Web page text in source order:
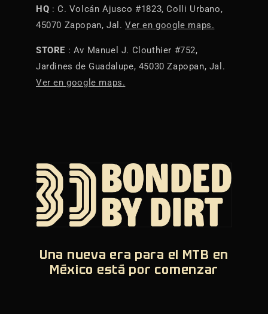
HQ : C. Volcán Ajusco #1823, Colli Urbano,
45070 Zapopan, Jal. Ver en google maps.
STORE : Av Manuel J. Clouthier #752,
Jardines de Guadalupe, 45030 Zapopan, Jal.
Ver en google maps.
Una nueva era para el MTB en
México está por comenzar